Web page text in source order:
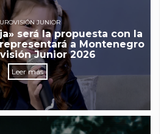
JUNIOR
será la propuesta con la
a Montenegro
Junior 2026
Leer más